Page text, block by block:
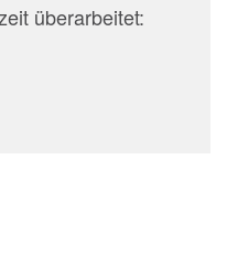
überarbeitet: